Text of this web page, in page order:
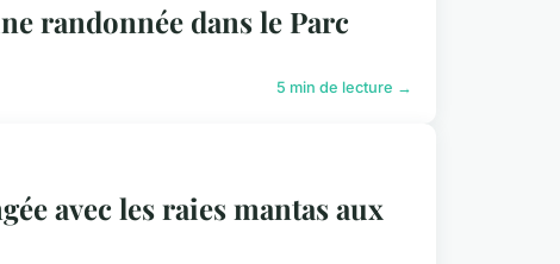
randonnée dans le Parc
5 min de lecture →
avec les raies mantas aux